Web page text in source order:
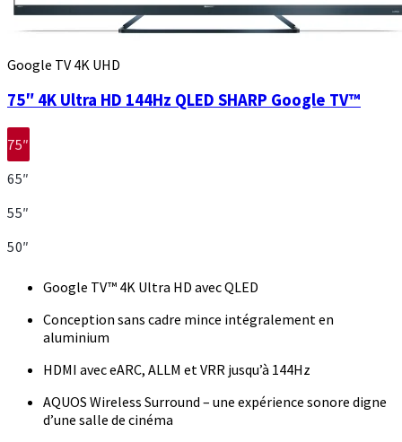
Google TV 4K UHD
75″ 4K Ultra HD 144Hz QLED SHARP Google TV™
75″
65″
55″
50″
Google TV™ 4K Ultra HD avec QLED
Conception sans cadre mince intégralement en
aluminium
HDMI avec eARC, ALLM et VRR jusqu’à 144Hz
AQUOS Wireless Surround – une expérience sonore digne
d’une salle de cinéma